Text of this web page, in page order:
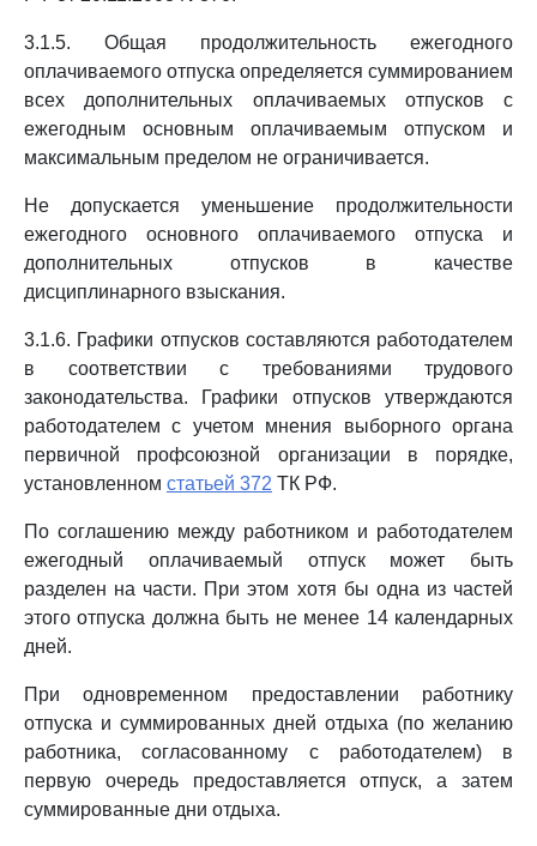
3.1.5. Общая продолжительность ежегодного
оплачиваемого отпуска определяется суммированием
всех дополнительных оплачиваемых отпусков с
ежегодным основным оплачиваемым отпуском и
максимальным пределом не ограничивается.
Не допускается уменьшение продолжительности
ежегодного основного оплачиваемого отпуска и
дополнительных отпусков в качестве
дисциплинарного взыскания.
3.1.6. Графики отпусков составляются работодателем
в соответствии с требованиями трудового
законодательства. Графики отпусков утверждаются
работодателем с учетом мнения выборного органа
первичной профсоюзной организации в порядке,
установленном статьей 372 ТК РФ.
По соглашению между работником и работодателем
ежегодный оплачиваемый отпуск может быть
разделен на части. При этом хотя бы одна из частей
этого отпуска должна быть не менее 14 календарных
дней.
При одновременном предоставлении работнику
отпуска и суммированных дней отдыха (по желанию
работника, согласованному с работодателем) в
первую очередь предоставляется отпуск, а затем
суммированные дни отдыха.